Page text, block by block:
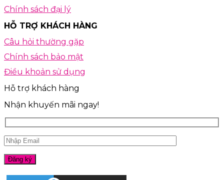
Chính sách đại lý
HỖ TRỢ KHÁCH HÀNG
Câu hỏi thường gặp
Chính sách bảo mật
Điều khoản sử dụng
Hỗ trợ khách hàng
Nhận khuyến mãi ngay!